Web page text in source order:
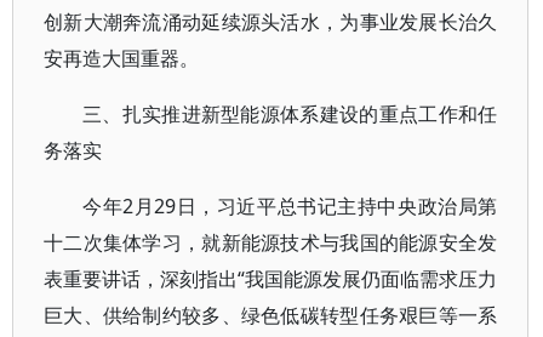
创新大潮奔流涌动延续源头活水，为事业发展长治久
安再造大国重器。
三、扎实推进新型能源体系建设的重点工作和任
务落实
今年2月29日，习近平总书记主持中央政治局第
十二次集体学习，就新能源技术与我国的能源安全发
表重要讲话，深刻指出“我国能源发展仍面临需求压力
巨大、供给制约较多、绿色低碳转型任务艰巨等一系